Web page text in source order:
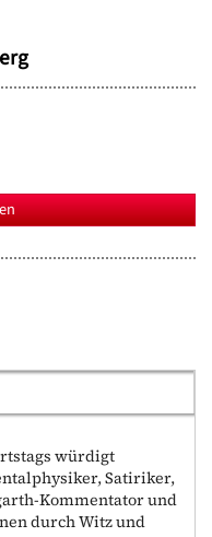
würdigt
Satiriker,
Kommentator und
durch Witz und